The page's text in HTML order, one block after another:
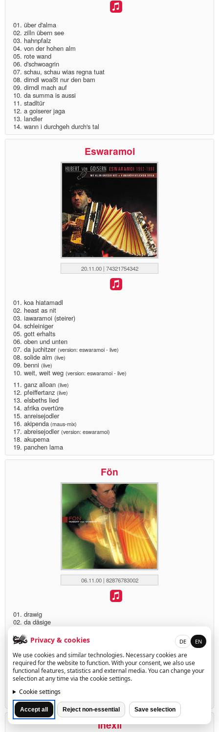
01. über d'alma
02. zilln übern see
03. hahnpfalz
04. von der hohen alm
05. rote wand
06. d'schwoagrin
07. schau, schau wias regna tuat
08. dirndl woaßt nur den bam
09. dirndl mach auf
10. da summa is aussi
11. stadltür
12. a goiserer jaga
13. landler
14. wann i durchgeh durch's tal
Eswaramoi
20.11.00 | 74321754342
01. koa hiatamadl
02. heast as nit
03. iawaramoi (steirer)
04. schleiniger
05. gott erhalts
06. oben und unten
07. da juchitzer (version: eswaramoi - live)
08. solide alm (live)
09. benni (live)
10. weit, weit weg (version: eswaramoi - live)
11. ganz alloan (live)
12. pfeiffertanz (live)
13. elsbeths lied
14. afrika overtüre
15. anreisejodler
16. akipenda (maus-mix)
17. abreisejodler (version: eswaramoi)
18. akupema
19. panchen lama
Fön
06.11.00 | 82876783002
01. drawig
02. da dåsige
04. da diab
05. ång'låcht
06. spåt
07. fön
08. kålt
09. die stråss'n
10. weh toan tuat's auf jeden fall
11. mercedes benz
12. fia di
Inexil
Privacy & cookies DE EN
We use cookies and similar technologies. Necessary cookies are
required for the website to function. With your consent, we also use
functional features, statistics and external media. You can change your
selection at any time via the cookie settings.
Cookie settings
Accept all Reject non-essential Save selection